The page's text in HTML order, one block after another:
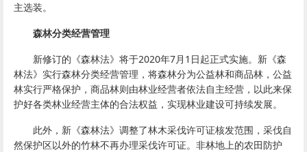
主选装。
森林分类经营管理
新修订的《森林法》将于2020年7月1日起正式实施。新《森
林法》实行森林分类经营管理，将森林分为公益林和商品林，公益
林实行严格保护，商品林则由林业经营者依法自主经营，以此来保
护好各类林业经营主体的合法权益，实现林业建设可持续发展。
此外，新《森林法》调整了林木采伐许可证核发范围，采伐自
然保护区以外的竹林不再办理采伐许可证。非林地上的农田防护